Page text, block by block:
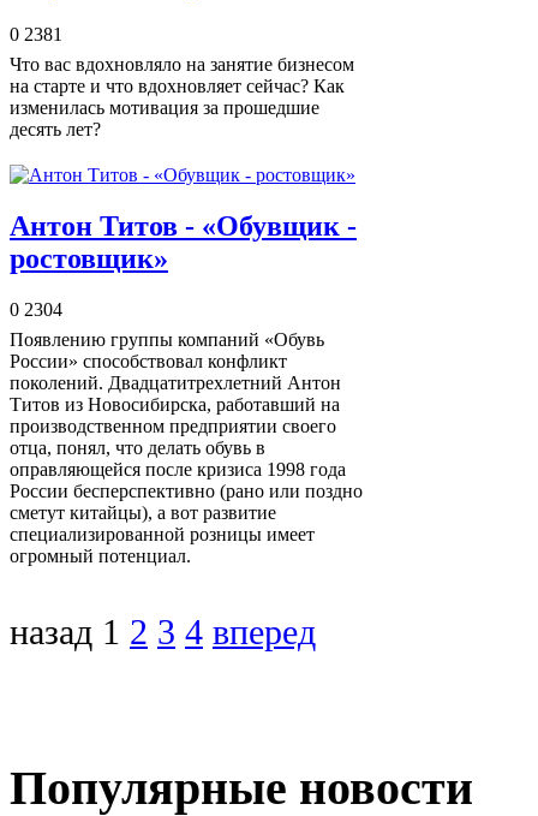
0 2381
Что вас вдохновляло на занятие бизнесом
на старте и что вдохновляет сейчас? Как
изменилась мотивация за прошедшие
десять лет?
Антон Титов - «Обувщик -
ростовщик»
0 2304
Появлению группы компаний «Обувь
России» способствовал конфликт
поколений. Двадцатитрехлетний Антон
Титов из Новосибирска, работавший на
производственном предприятии своего
отца, понял, что делать обувь в
оправляющейся после кризиса 1998 года
России бесперспективно (рано или поздно
сметут китайцы), а вот развитие
специализированной розницы имеет
огромный потенциал.
назад 1 2 3 4 вперед
Популярные новости